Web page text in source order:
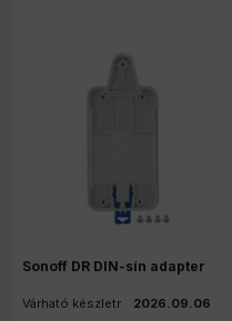
Sonoff DR DIN-sín adapter
Várható készletre érkezés :
2026.09.06